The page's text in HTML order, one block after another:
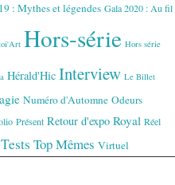
: Mythes et légendes Gala 2020 : Au fil
Hors-série Hors série
Hérald'Hic Interview Le Billet
Numéro d'Automne Odeurs
Présent Retour d'expo Royal Réel
Tests Top Mêmes Virtuel